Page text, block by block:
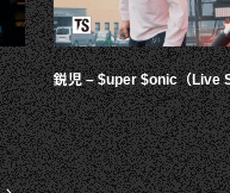
鋭児 – $uper $onic（Live